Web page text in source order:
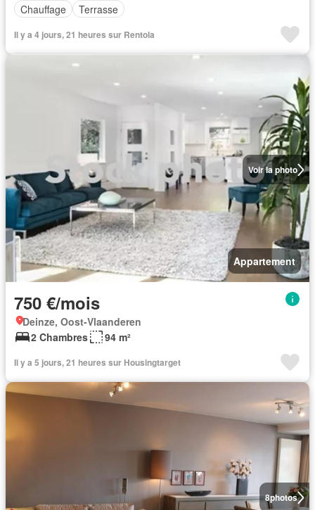
Chauffage
Terrasse
Il y a 4 jours, 21 heures sur Rentola
Voir la photo
Appartement
750 €/mois
Deinze, Oost-Vlaanderen
2 Chambres
94 m²
Il y a 5 jours, 21 heures sur Housingtarget
8photos